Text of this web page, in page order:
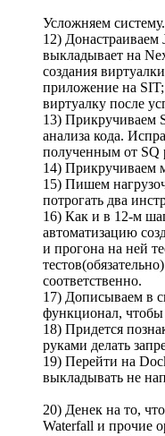
Усложняем систему.
12) Донастраиваем
выкладывает на
создания
приложение на SIT;
виртуалку после
13) Прикручиваем
анализа кода.
полученным от SQ
14) Прикручиваем
15) Пишем
потрогать два
16) Как и в 12-м
автоматизацию
и прогона на ней
соответственно.
17) Дописываем в
функционал, чтобы
18) Придется
руками делать
19) Перейти на
выкладывать не
20) Денек на то,
Waterfall и прочие